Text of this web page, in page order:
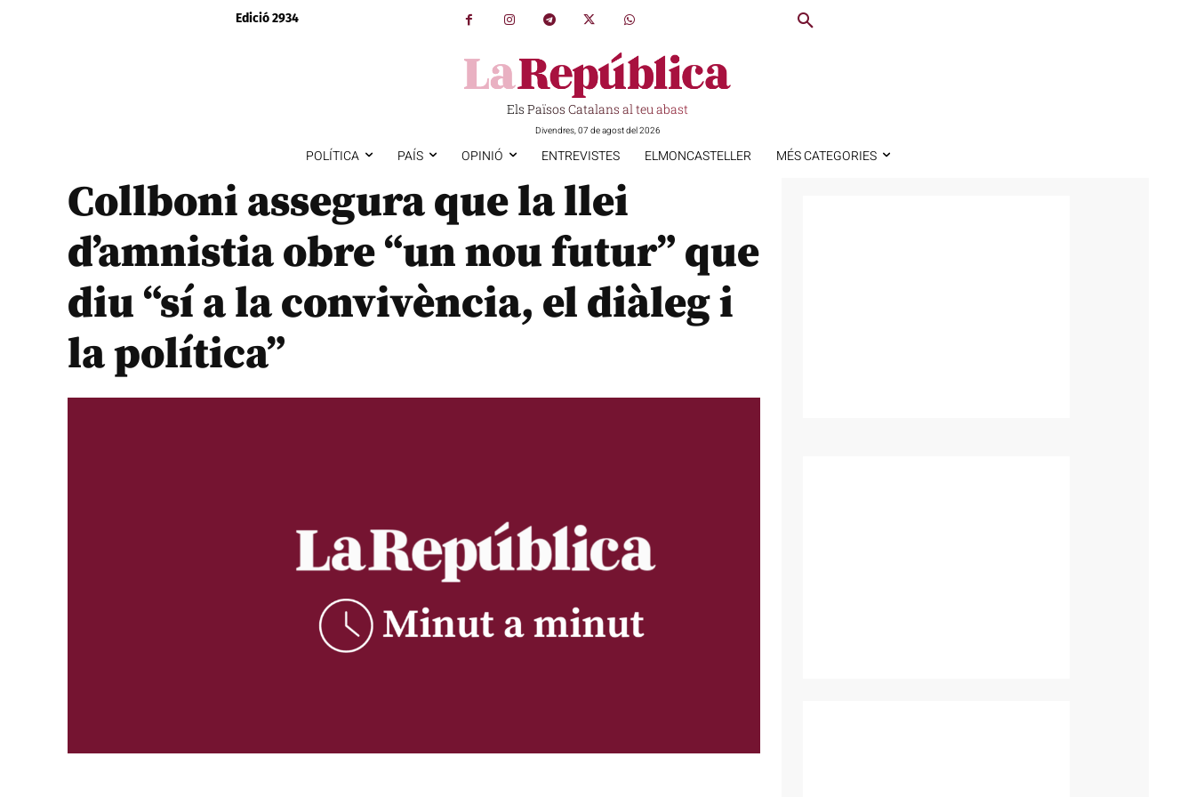
Edició 2934
Els Països Catalans al teu abast
Divendres, 07 de agost del 2026
POLÍTICA PAÍS OPINIÓ ENTREVISTES ELMONCASTELLER MÉS CATEGORIES
Collboni assegura que la llei
d’amnistia obre “un nou futur” que
diu “sí a la convivència, el diàleg i
la política”